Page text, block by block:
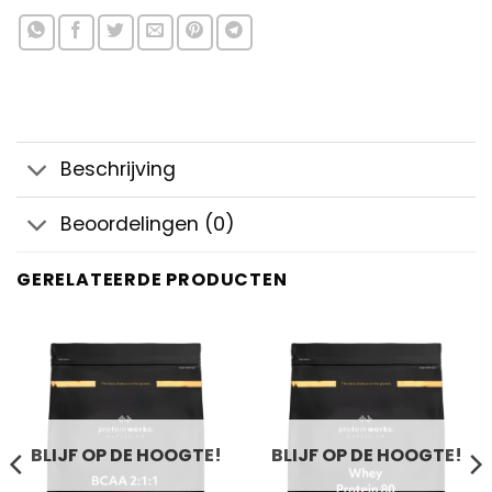
Beschrijving
Beoordelingen (0)
GERELATEERDE PRODUCTEN
BLIJF OP DE HOOGTE! BLIJF OP DE HOOGTE!